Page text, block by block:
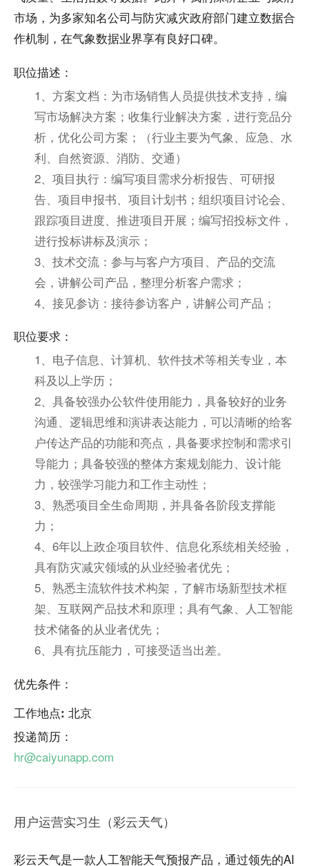
市场，为多家知名公司与防灾减灾政府部门建立数据合
作机制，在气象数据业界享有良好口碑。
职位描述：
1、方案文档：为市场销售人员提供技术支持，编
写市场解决方案；收集行业解决方案，进行竞品分
析，优化公司方案；（行业主要为气象、应急、水
利、自然资源、消防、交通）
2、项目执行：编写项目需求分析报告、可研报
告、项目申报书、项目计划书；组织项目讨论会、
跟踪项目进度、推进项目开展；编写招投标文件，
进行投标讲标及演示；
3、技术交流：参与与客户方项目、产品的交流
会，讲解公司产品，整理分析客户需求；
4、接见参访：接待参访客户，讲解公司产品；
职位要求：
1、电子信息、计算机、软件技术等相关专业，本
科及以上学历；
2、具备较强办公软件使用能力，具备较好的业务
沟通、逻辑思维和演讲表达能力，可以清晰的给客
户传达产品的功能和亮点，具备要求控制和需求引
导能力；具备较强的整体方案规划能力、设计能
力，较强学习能力和工作主动性；
3、熟悉项目全生命周期，并具备各阶段支撑能
力；
4、6年以上政企项目软件、信息化系统相关经验，
具有防灾减灾领域的从业经验者优先；
5、熟悉主流软件技术构架，了解市场新型技术框
架、互联网产品技术和原理；具有气象、人工智能
技术储备的从业者优先；
6、具有抗压能力，可接受适当出差。
优先条件：
工作地点: 北京
投递简历：
hr@caiyunapp.com
用户运营实习生（彩云天气）
彩云天气是一款人工智能天气预报产品，通过领先的AI